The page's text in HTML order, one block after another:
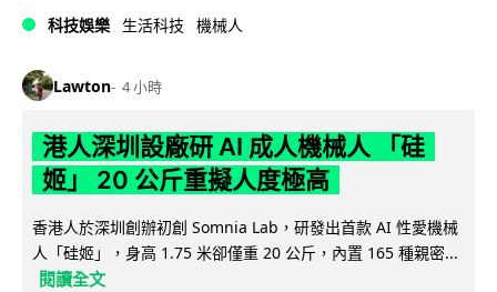
科技娛樂 生活科技 機械人
Lawton 4 小時
港人深圳設廠研 AI 成人機械人 「硅
姬」 20 公斤重擬人度極高
香港人於深圳創辦初創 Somnia Lab，研發出首款 AI 性愛機械
人「硅姬」，身高 1.75 米卻僅重 20 公斤，內置 165 種親密...
閱讀全文